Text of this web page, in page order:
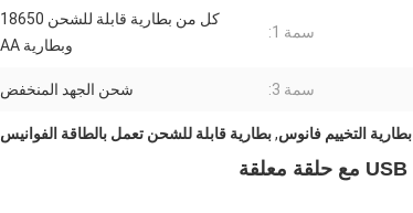
سمة 1:
كل من بطارية قابلة للشحن 18650
وبطارية AA
سمة 3: شحن الجهد المنخفض
بطارية التخييم فانوس,بطارية قابلة للشحن تعمل بالطاقة الفوانيس